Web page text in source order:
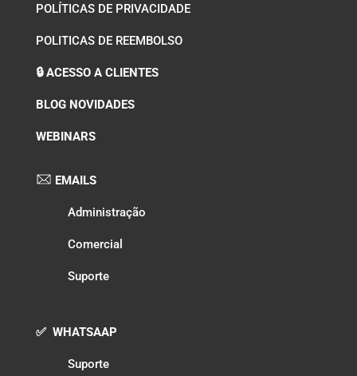
POLÍTICAS DE PRIVACIDADE
POLITICAS DE REEMBOLSO
🔒 ACESSO A CLIENTES
BLOG NOVIDADES
WEBINARS
EMAILS
Administração
Comercial
Suporte
✅ WHATSAAP
Suporte